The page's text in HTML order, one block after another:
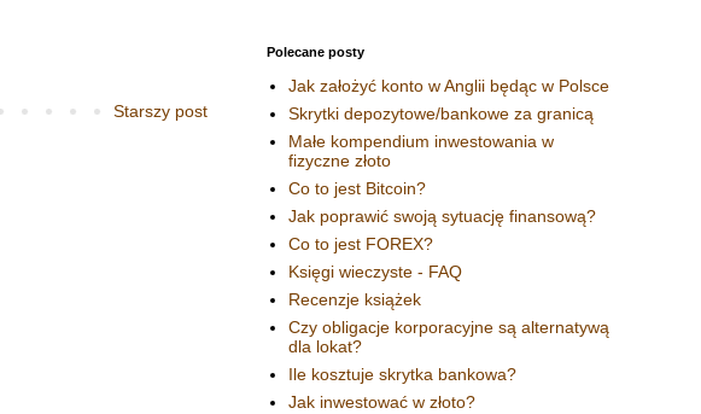
Starszy post
Polecane posty
Jak założyć konto w Anglii będąc w Polsce
Skrytki depozytowe/bankowe za granicą
Małe kompendium inwestowania w
fizyczne złoto
Co to jest Bitcoin?
Jak poprawić swoją sytuację finansową?
Co to jest FOREX?
Księgi wieczyste - FAQ
Recenzje książek
Czy obligacje korporacyjne są alternatywą
dla lokat?
Ile kosztuje skrytka bankowa?
Jak inwestować w złoto?